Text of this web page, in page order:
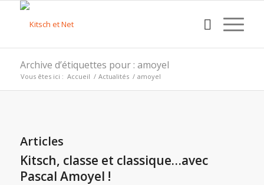
Archive d’étiquettes pour : amoyel
Vous êtes ici : Accueil / Actualités / amoyel
Articles
Kitsch, classe et classique…avec
Pascal Amoyel !